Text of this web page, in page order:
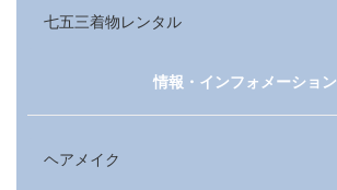
七五三着物レンタル
情報・インフォメーション
ヘアメイク